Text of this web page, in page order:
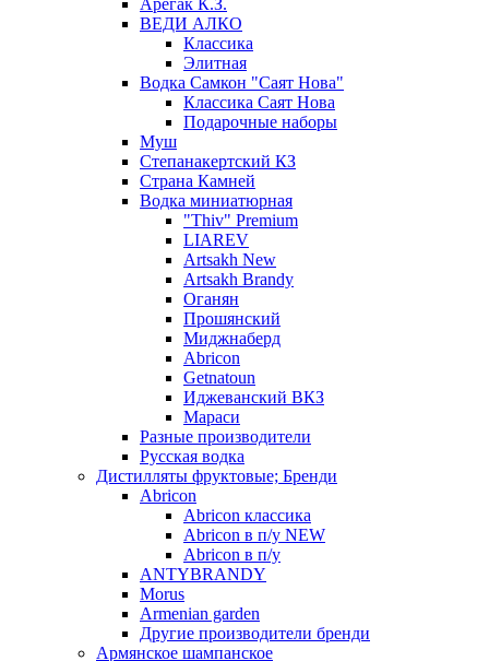
Арегак К.З.
ВЕДИ АЛКО
Классика
Элитная
Водка Самкон "Саят Нова"
Классика Саят Нова
Подарочные наборы
Муш
Степанакертский КЗ
Страна Камней
Водка миниатюрная
"Thiv" Premium
LIAREV
Artsakh New
Artsakh Brandy
Оганян
Прошянский
Миджнаберд
Abricon
Getnatoun
Иджеванский ВКЗ
Мараси
Разные производители
Русская водка
Дистилляты фруктовые; Бренди
Abricon
Abricon классика
Abricon в п/у NEW
Abricon в п/у
ANTYBRANDY
Morus
Armenian garden
Другие производители бренди
Армянское шампанское